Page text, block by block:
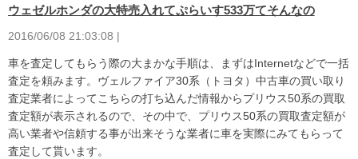
ウェゼルホンダの大特売入れてぷらいす533万てそんなの
2016/06/08 21:03:08 |
車を査定してもらう際の大まかな手順は、まずはInternetなどで一括
査定を頼みます。ヴェルファイア30系（トヨタ）中古車の買い取り
査定業者によってこちらの打ち込んだ情報からプリウス50系の買取
査定額が表示されるので、その中で、プリウス50系の買取査定額が
高い業者や信頼する事が出来そうな業者に車を実際にみてもらって
査定して貰います。